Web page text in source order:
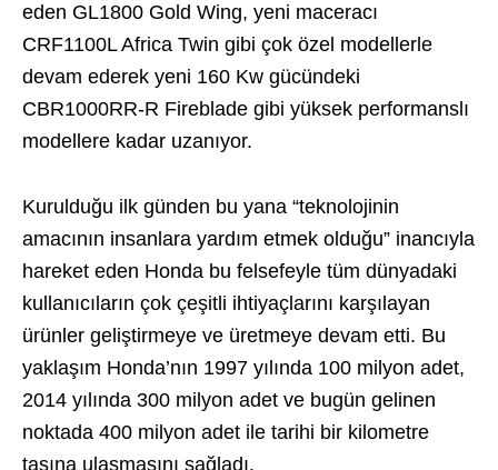
eden GL1800 Gold Wing, yeni maceracı
CRF1100L Africa Twin gibi çok özel modellerle
devam ederek yeni 160 Kw gücündeki
CBR1000RR-R Fireblade gibi yüksek performanslı
modellere kadar uzanıyor.
Kurulduğu ilk günden bu yana “teknolojinin
amacının insanlara yardım etmek olduğu” inancıyla
hareket eden Honda bu felsefeyle tüm dünyadaki
kullanıcıların çok çeşitli ihtiyaçlarını karşılayan
ürünler geliştirmeye ve üretmeye devam etti. Bu
yaklaşım Honda’nın 1997 yılında 100 milyon adet,
2014 yılında 300 milyon adet ve bugün gelinen
noktada 400 milyon adet ile tarihi bir kilometre
taşına ulaşmasını sağladı.